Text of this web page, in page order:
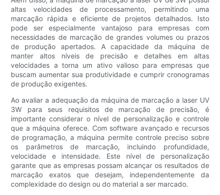
altas velocidades de processamento, permitindo uma
marcação rápida e eficiente de projetos detalhados. Isto
pode ser especialmente vantajoso para empresas com
necessidades de marcação de grandes volumes ou prazos
de produção apertados. A capacidade da máquina de
manter altos níveis de precisão e detalhes em altas
velocidades a torna um ativo valioso para empresas que
buscam aumentar sua produtividade e cumprir cronogramas
de produção exigentes.
Ao avaliar a adequação da máquina de marcação a laser UV
3W para seus requisitos de marcação de precisão, é
importante considerar o nível de personalização e controle
que a máquina oferece. Com software avançado e recursos
de programação, a máquina permite controle preciso sobre
os parâmetros de marcação, incluindo profundidade,
velocidade e intensidade. Este nível de personalização
garante que as empresas possam alcançar os resultados de
marcação exatos que desejam, independentemente da
complexidade do design ou do material a ser marcado.